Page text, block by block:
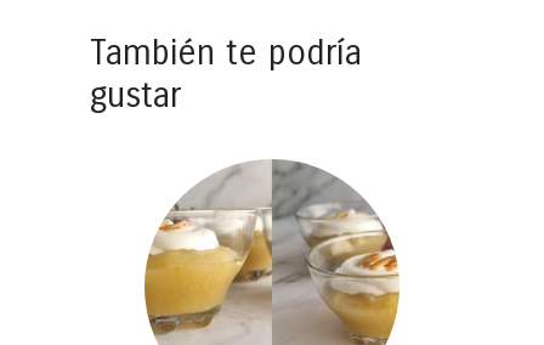
También te podría
gustar